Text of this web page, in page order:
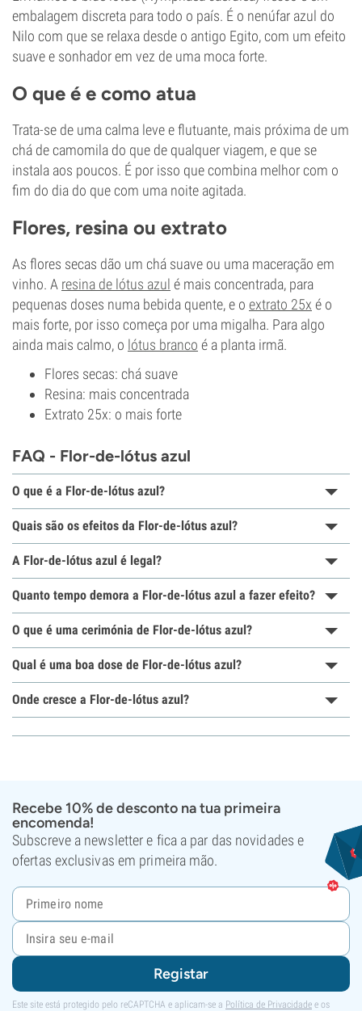
embalagem discreta para todo o país. É o nenúfar azul do
Nilo com que se relaxa desde o antigo Egito, com um efeito
suave e sonhador em vez de uma moca forte.
O que é e como atua
Trata-se de uma calma leve e flutuante, mais próxima de um
chá de camomila do que de qualquer viagem, e que se
instala aos poucos. É por isso que combina melhor com o
fim do dia do que com uma noite agitada.
Flores, resina ou extrato
As flores secas dão um chá suave ou uma maceração em
vinho. A resina de lótus azul é mais concentrada, para
pequenas doses numa bebida quente, e o extrato 25x é o
mais forte, por isso começa por uma migalha. Para algo
ainda mais calmo, o lótus branco é a planta irmã.
Flores secas: chá suave
Resina: mais concentrada
Extrato 25x: o mais forte
FAQ - Flor-de-lótus azul
O que é a Flor-de-lótus azul?
Quais são os efeitos da Flor-de-lótus azul?
A Flor-de-lótus azul é legal?
Quanto tempo demora a Flor-de-lótus azul a fazer efeito?
O que é uma cerimónia de Flor-de-lótus azul?
Qual é uma boa dose de Flor-de-lótus azul?
Onde cresce a Flor-de-lótus azul?
Recebe 10% de desconto na tua primeira
encomenda!
Subscreve a newsletter e fica a par das novidades e
ofertas exclusivas em primeira mão.
Registar
Este site está protegido pelo reCAPTCHA e aplicam-se a Política de Privacidade e os